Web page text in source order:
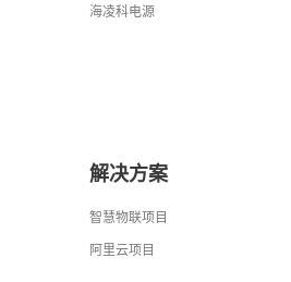
海凌科电源
解决方案
智慧物联项目
阿里云项目